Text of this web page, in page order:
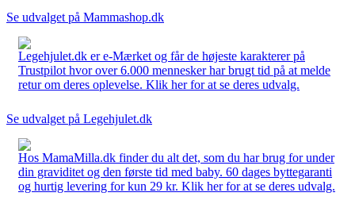
Se udvalget på Mammashop.dk
Legehjulet.dk er e-Mærket og får de højeste karakterer på
Trustpilot hvor over 6.000 mennesker har brugt tid på at melde
retur om deres oplevelse. Klik her for at se deres udvalg.
Se udvalget på Legehjulet.dk
Hos MamaMilla.dk finder du alt det, som du har brug for under
din graviditet og den første tid med baby. 60 dages byttegaranti
og hurtig levering for kun 29 kr. Klik her for at se deres udvalg.